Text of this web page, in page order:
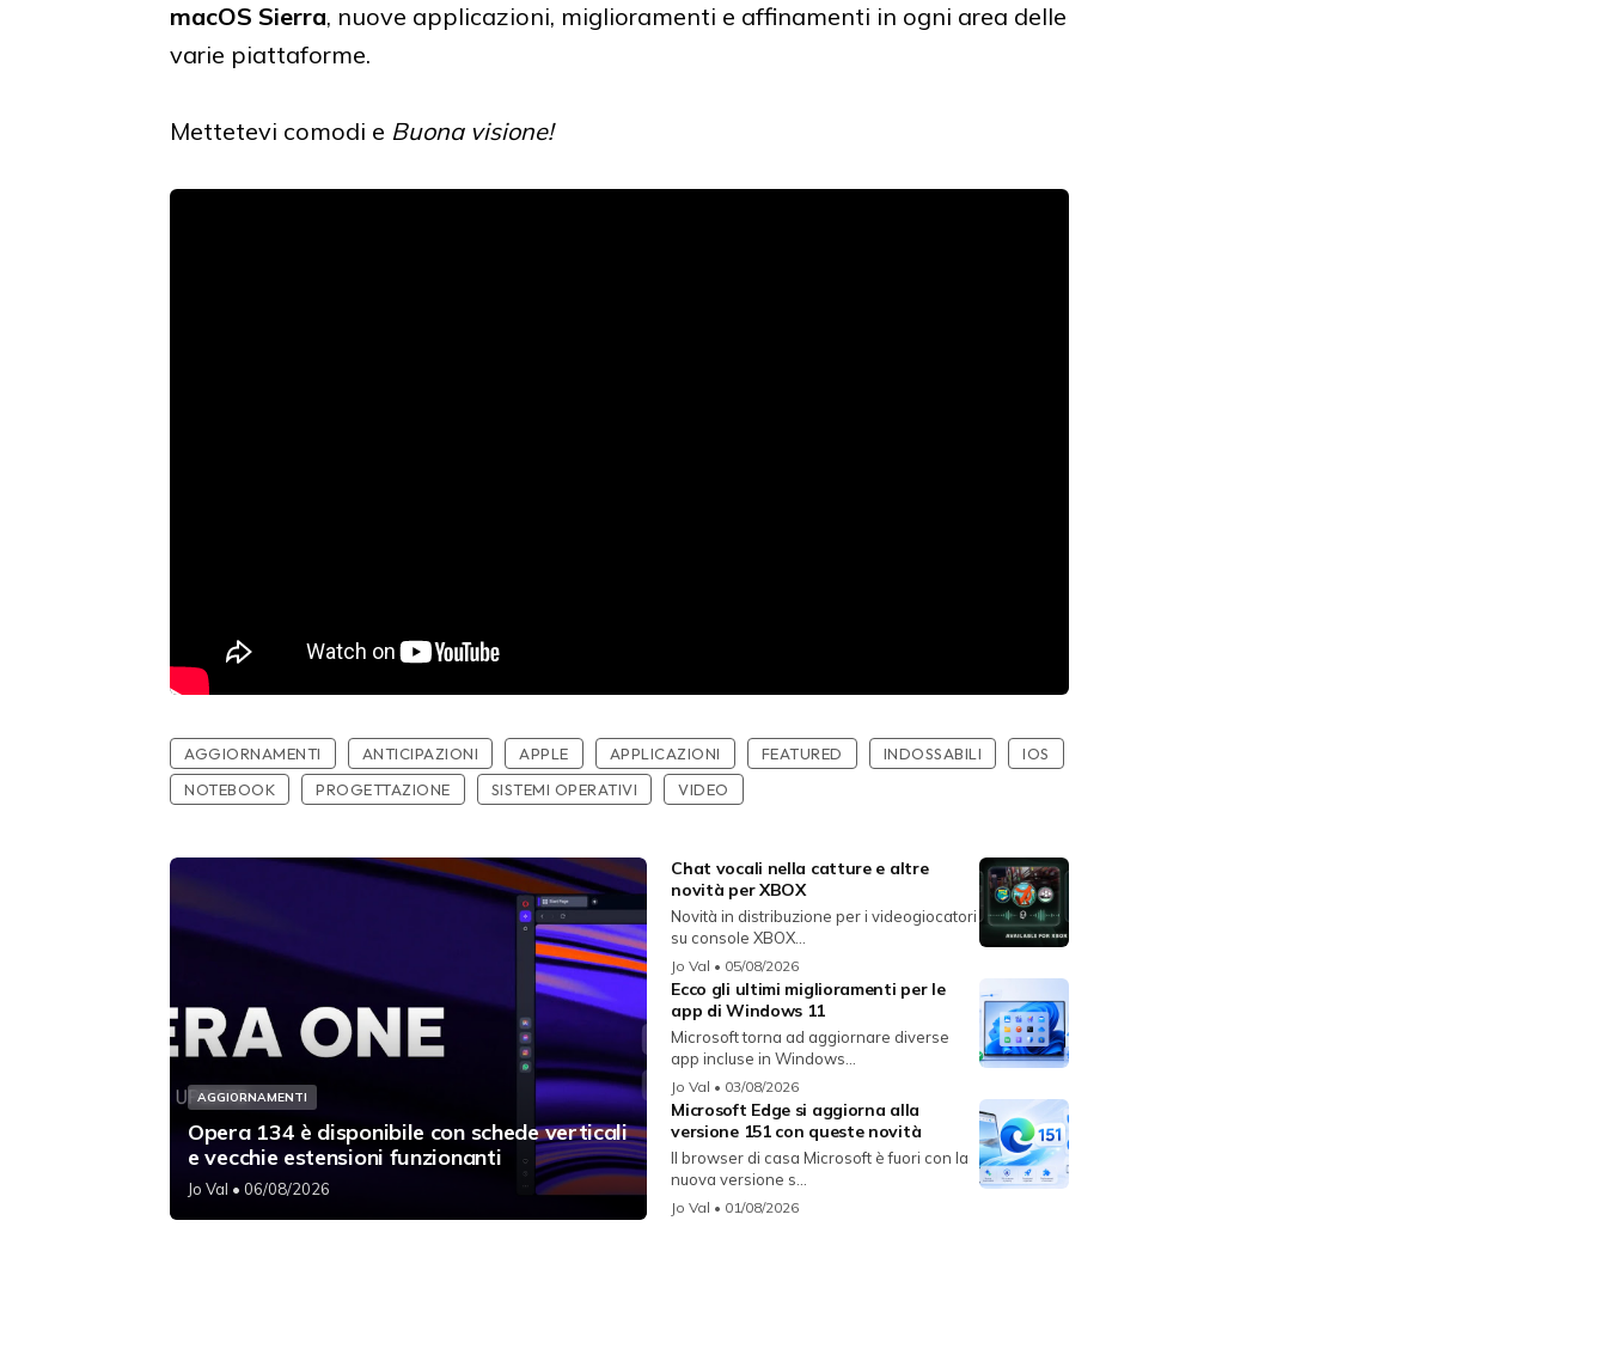
macOS Sierra, nuove applicazioni, miglioramenti e affinamenti in ogni area delle
varie piattaforme.
Mettetevi comodi e Buona visione!
AGGIORNAMENTI ANTICIPAZIONI APPLE APPLICAZIONI FEATURED INDOSSABILI
IOS
NOTEBOOK
PROGETTAZIONE SISTEMI OPERATIVI VIDEO
AGGIORNAMENTI
Opera 134 è disponibile con schede verticali
e vecchie estensioni funzionanti
Jo Val • 06/08/2026
Chat vocali nella catture e altre
novità per XBOX
Novità in distribuzione per i videogiocatori
su console XBOX...
Jo Val • 05/08/2026
Ecco gli ultimi miglioramenti per le
app di Windows 11
Microsoft torna ad aggiornare diverse
app incluse in Windows...
Jo Val • 03/08/2026
Microsoft Edge si aggiorna alla
versione 151 con queste novità
Il browser di casa Microsoft è fuori con la
nuova versione s...
Jo Val • 01/08/2026